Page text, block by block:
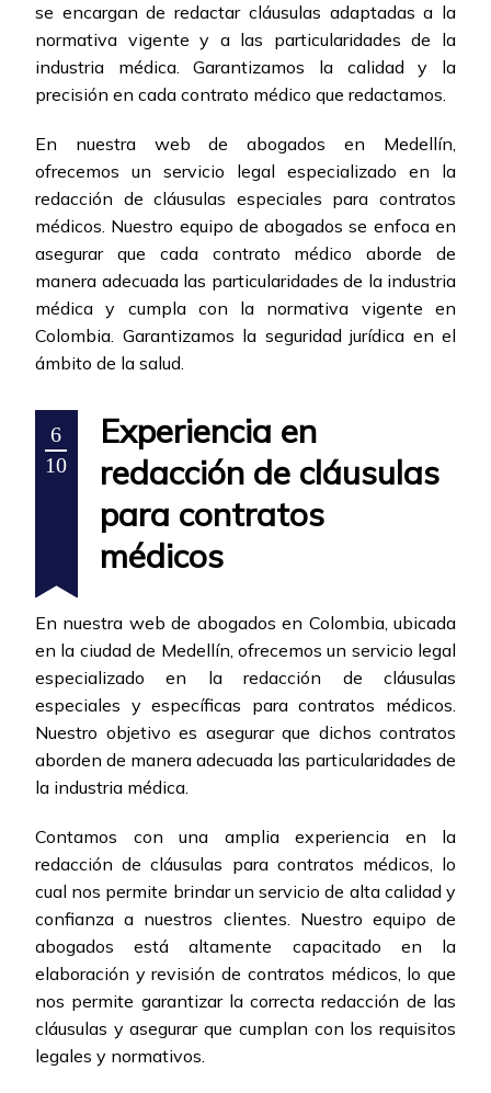
se encargan de redactar cláusulas adaptadas a la
normativa vigente y a las particularidades de la
industria médica. Garantizamos la calidad y la
precisión en cada contrato médico que redactamos.
En nuestra web de abogados en Medellín,
ofrecemos un servicio legal especializado en la
redacción de cláusulas especiales para contratos
médicos. Nuestro equipo de abogados se enfoca en
asegurar que cada contrato médico aborde de
manera adecuada las particularidades de la industria
médica y cumpla con la normativa vigente en
Colombia. Garantizamos la seguridad jurídica en el
ámbito de la salud.
6
10
Experiencia en
redacción de cláusulas
para contratos
médicos
En nuestra web de abogados en Colombia, ubicada
en la ciudad de Medellín, ofrecemos un servicio legal
especializado en la redacción de cláusulas
especiales y específicas para contratos médicos.
Nuestro objetivo es asegurar que dichos contratos
aborden de manera adecuada las particularidades de
la industria médica.
Contamos con una amplia experiencia en la
redacción de cláusulas para contratos médicos, lo
cual nos permite brindar un servicio de alta calidad y
confianza a nuestros clientes. Nuestro equipo de
abogados está altamente capacitado en la
elaboración y revisión de contratos médicos, lo que
nos permite garantizar la correcta redacción de las
cláusulas y asegurar que cumplan con los requisitos
legales y normativos.